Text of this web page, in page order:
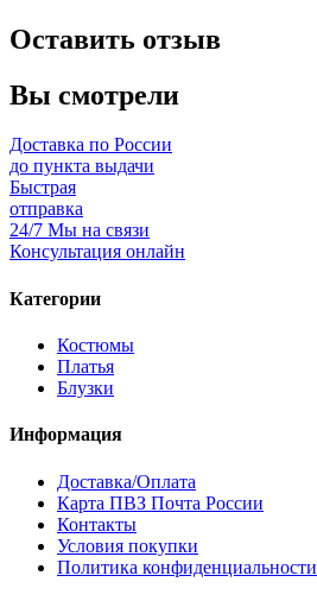
Оставить отзыв
Вы смотрели
Доставка по России
до пункта выдачи
Быстрая
отправка
24/7 Мы на связи
Консультация онлайн
Категории
Костюмы
Платья
Блузки
Информация
Доставка/Оплата
Карта ПВЗ Почта России
Контакты
Условия покупки
Политика конфиденциальности